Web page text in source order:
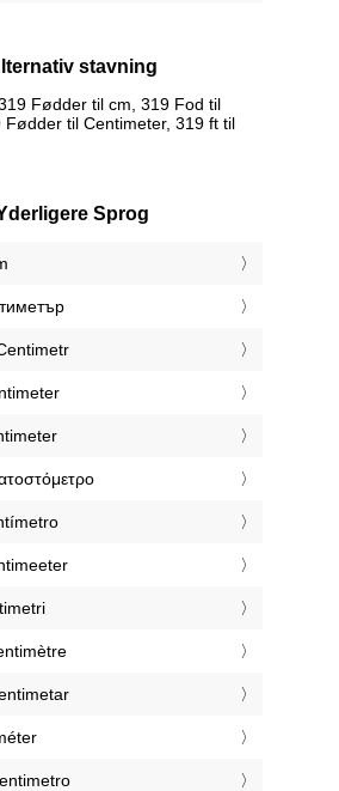
stavning
Fødder til cm, 319 Fod til
Fødder til Centimeter, 319 ft til
Sprog